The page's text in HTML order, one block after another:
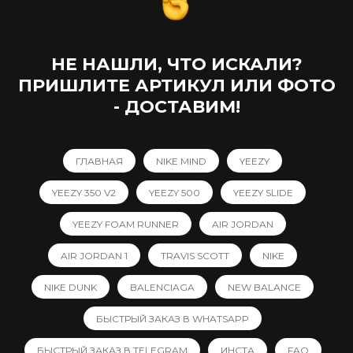
НЕ НАШЛИ, ЧТО ИСКАЛИ?
ПРИШЛИТЕ АРТИКУЛ ИЛИ ФОТО
- ДОСТАВИМ!
ГЛАВНАЯ NIKE MIND YEEZY
YEEZY 350 V2 YEEZY 500 YEEZY SLIDE
YEEZY FOAM RUNNER AIR JORDAN
AIR JORDAN 1 TRAVIS SCOTT NIKE
NIKE DUNK BALENCIAGA NEW BALANCE
БЫСТРЫЙ ЗАКАЗ В WHATSAPP
БЫСТРЫЙ ЗАКАЗ В TELEGRAM ИНСТА FAQ